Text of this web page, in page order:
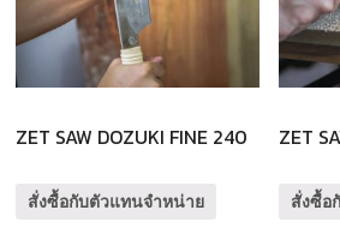
ZET SAW DOZUKI FINE 240
สั่งซื้อกับตัวแทนจำหน่าย
ZET
สั่งซื้อ